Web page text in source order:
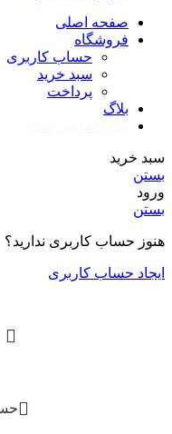
صفحه اصلی
فروشگاه
حساب کاربری
سبد خرید
پرداخت
بلاگ
سبد خرید
بستن
ورود
بستن
هنوز حساب کاربری ندارید؟
ایجاد حساب کاربری